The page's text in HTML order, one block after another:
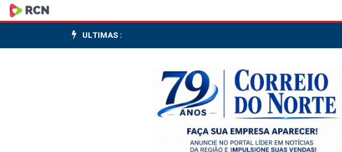
Senado
aprova
ULTIMAS :